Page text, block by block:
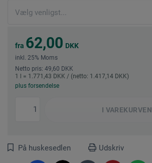
fra 62,00 DKK
inkl. 25% Moms
Netto pris: 49,60 DKK
1 l = 1.771,43 DKK / (netto: 1.417,14 DKK)
plus forsendelse
I VAREKURVEN
På huskesedlen Udskriv